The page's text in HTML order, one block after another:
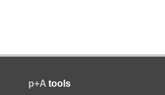
p+A tools